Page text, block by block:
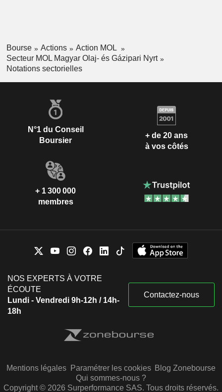
Bourse Actions
Action MOL
Secteur MOL Magyar Olaj- és Gázipari Nyrt
Notations sectorielles
N°1 du Conseil
Boursier
+ de 20 ans
à vos côtés
+ 1 300 000
membres
NOS EXPERTS À VOTRE
ÉCOUTE
Lundi - Vendredi 9h-12h / 14h-
18h
Contactez-nous
Mentions légales Paramétrer les cookies Blog Zonebourse
Qui sommes-nous ?
Copyright © 2026 Surperformance SAS. Tous droits réservés.